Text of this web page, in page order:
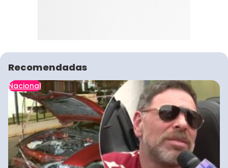
Recomendadas
Nacional